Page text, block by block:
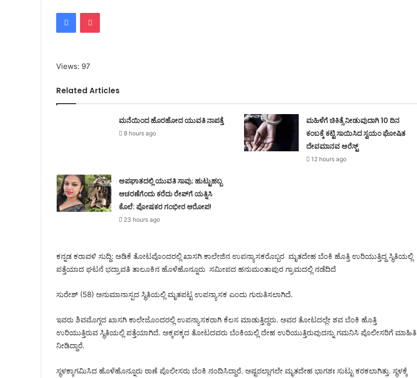
FacebookPocket
Views: 97
Related Articles
ಮನೆಯಿಂದ ಹೊರಹೋದ ಯುವತಿ ನಾಪತ್ತೆ
8 hours ago
ಮಹಿಳೆಗೆ ಚಿಕಿತ್ಸೆ ನೀಡುವುದಾಗಿ 10 ದಿನ
ಕಂಬಕ್ಕೆ ಕಟ್ಟಿ ಸಾಯಿಸಿದ ಸ್ವಯಂ ಘೋಷಿತ
ದೇವಮಾನವ ಅರೆಸ್ಟ್
12 hours ago
ಅಪಘಾತದಲ್ಲಿ ಯುವತಿ ಸಾವು; ಹುಟ್ಟುಹಬ್ಬ
ಆಚರಣೆಗೆಂದು ಕರೆದು ರೇಪ್‌ಗೆ ಯತ್ನಿಸಿ
ಕೊಲೆ: ಪೋಷಕರ ಗಂಭೀರ ಆರೋಪ!
23 hours ago
ಕನ್ನಡ ಕರಾವಳಿ ಸುದ್ದಿ: ಅಡಿಕೆ ತೋಟವೊಂದರಲ್ಲಿ ಖಾಸಗಿ ಕಾಲೇಜಿನ ಉಪನ್ಯಾಸಕರೊಬ್ಬರ ಮೃತದೇಹ ಬೆಂಕಿ ಹೊತ್ತಿ ಉರಿಯುತ್ತಿದ್ದ ಸ್ಥಿತಿಯಲ್ಲಿ
ಪತ್ತೆಯಾದ ಘಟನೆ ಭದ್ರಾವತಿ ತಾಲೂಕಿನ ಹೊಳೆಹೊನ್ನೂರು ಸಮೀಪದ ಹನುಮಂತಾಪುರ ಗ್ರಾಮದಲ್ಲಿ ನಡೆದಿದೆ
ಸುರೇಶ್ (58) ಅನುಮಾನಾಸ್ಪದ ಸ್ಥಿತಿಯಲ್ಲಿ ಮೃತಪಟ್ಟ ಉಪನ್ಯಾಸಕ ಎಂದು ಗುರುತಿಸಲಾಗಿದೆ.
ಇವರು ಶಿವಮೊಗ್ಗದ ಖಾಸಗಿ ಕಾಲೇಜೊಂದರಲ್ಲಿ ಉಪನ್ಯಾಸಕರಾಗಿ ಕೆಲಸ ಮಾಡುತ್ತಿದ್ದರು. ಅವರ ತೋಟದಲ್ಲೇ ಶವ ಬೆಂಕಿ ಹೊತ್ತಿ
ಉರಿಯುತ್ತಿರುವ ಸ್ಥಿತಿಯಲ್ಲಿ ಪತ್ತೆಯಾಗಿದೆ. ಅಕ್ಕಪಕ್ಕದ ತೋಟದವರು ಬೆಂಕಿಯಲ್ಲಿ ದೇಹ ಉರಿಯುತ್ತಿರುವುದನ್ನು ಗಮನಿಸಿ ಪೊಲೀಸರಿಗೆ ಮಾಹಿತಿ
ನೀಡಿದ್ದಾರೆ.
ಸ್ಥಳಕ್ಕಾಗಮಿಸಿದ ಹೊಳೆಹೊನ್ನೂರು ಠಾಣೆ ಪೊಲೀಸರು ಬೆಂಕಿ ನಂದಿಸಿದ್ದಾರೆ. ಅಷ್ಟರಲ್ಲಾಗಲೇ ಮೃತದೇಹ ಭಾಗಶಃ ಸುಟ್ಟು ಕರಕಲಾಗಿತ್ತು. ಸ್ಥಳಕ್ಕೆ